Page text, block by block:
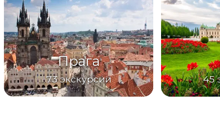
Прага
73 экскурсии 45